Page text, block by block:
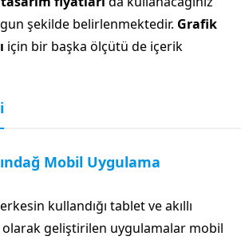
şekilde belirlenmektedir. Grafik
için bir başka ölçütü de içerik
Mobil Uygulama
kullandığı tablet ve akıllı
geliştirilen uygulamalar mobil